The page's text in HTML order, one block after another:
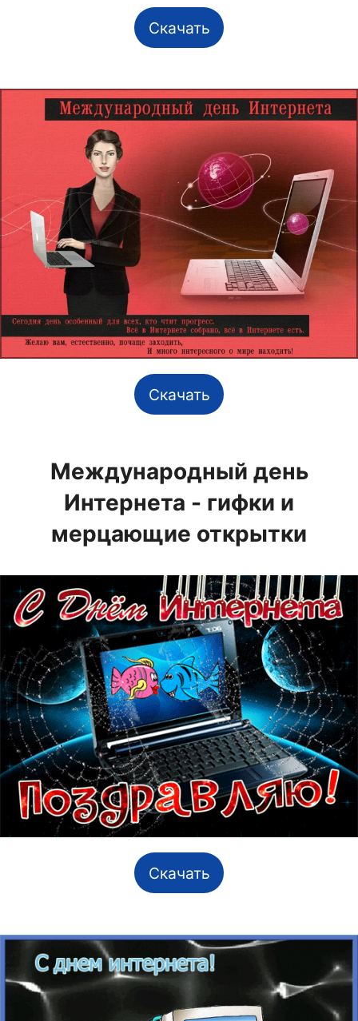
Скачать
Скачать
Международный день
Интернета - гифки и
мерцающие открытки
Скачать